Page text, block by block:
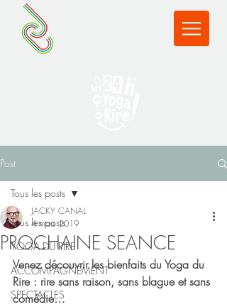
Post
Tous les posts
YOGA DU RIRE
ACCOMPAGNEMENT
SPECTACLES
Tous les posts
PROCHAINE SEANCE
JACKY CANAL
4 mars 2019
Venez découvrir les bienfaits du Yoga du
Rire : rire sans raison, sans blague et sans
comédie…